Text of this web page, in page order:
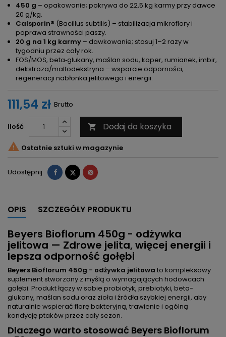
450 g – opakowanie; pokrywa do 22,5 kg karmy przy dawce
20 g/kg.
Calsporin® (Bacillus subtilis) – stabilizacja mikroflory i
poprawa strawności paszy.
20 g na 1 kg karmy – dawkowanie; stosuj 1–2 razy w
tygodniu przez cały rok.
FOS/MOS, beta‑glukany, maślan sodu, koper, rumianek, imbir,
dekstroza/maltodekstryna – wsparcie odporności,
regeneracji nabłonka jelitowego i energii.
111,54 zł Brutto
Ilość  Dodaj do koszyka
 Ostatnie sztuki w magazynie
Udostępnij Udostępnij
TweetujPinterest
OPIS SZCZEGÓŁY PRODUKTU
Beyers Bioflorum 450g - odżywka
jelitowa — Zdrowe jelita, więcej energii i
lepsza odporność gołębi
Beyers Bioflorum 450g - odżywka jelitowa to kompleksowy
suplement stworzony z myślą o wymagających hodowcach
gołębi. Produkt łączy w sobie probiotyk, prebiotyki, beta-
glukany, maślan sodu oraz zioła i źródła szybkiej energii, aby
naturalnie wspierać florę bakteryjną, trawienie i ogólną
kondycję ptaków przez cały sezon.
Dlaczego warto stosować Beyers Bioflorum